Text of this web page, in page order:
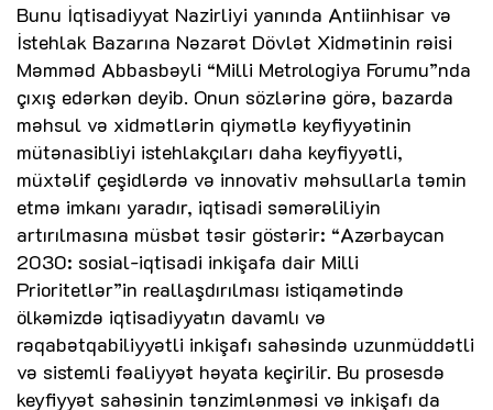
Bunu İqtisadiyyat Nazirliyi yanında Antiinhisar və
İstehlak Bazarına Nəzarət Dövlət Xidmətinin rəisi
Məmməd Abbasbəyli “Milli Metrologiya Forumu”nda
çıxış edərkən deyib. Onun sözlərinə görə, bazarda
məhsul və xidmətlərin qiymətlə keyfiyyətinin
mütənasibliyi istehlakçıları daha keyfiyyətli,
müxtəlif çeşidlərdə və innovativ məhsullarla təmin
etmə imkanı yaradır, iqtisadi səmərəliliyin
artırılmasına müsbət təsir göstərir: “Azərbaycan
2030: sosial-iqtisadi inkişafa dair Milli
Prioritetlər”in reallaşdırılması istiqamətində
ölkəmizdə iqtisadiyyatın davamlı və
rəqabətqabiliyyətli inkişafı sahəsində uzunmüddətli
və sistemli fəaliyyət həyata keçirilir. Bu prosesdə
keyfiyyət sahəsinin tənzimlənməsi və inkişafı da